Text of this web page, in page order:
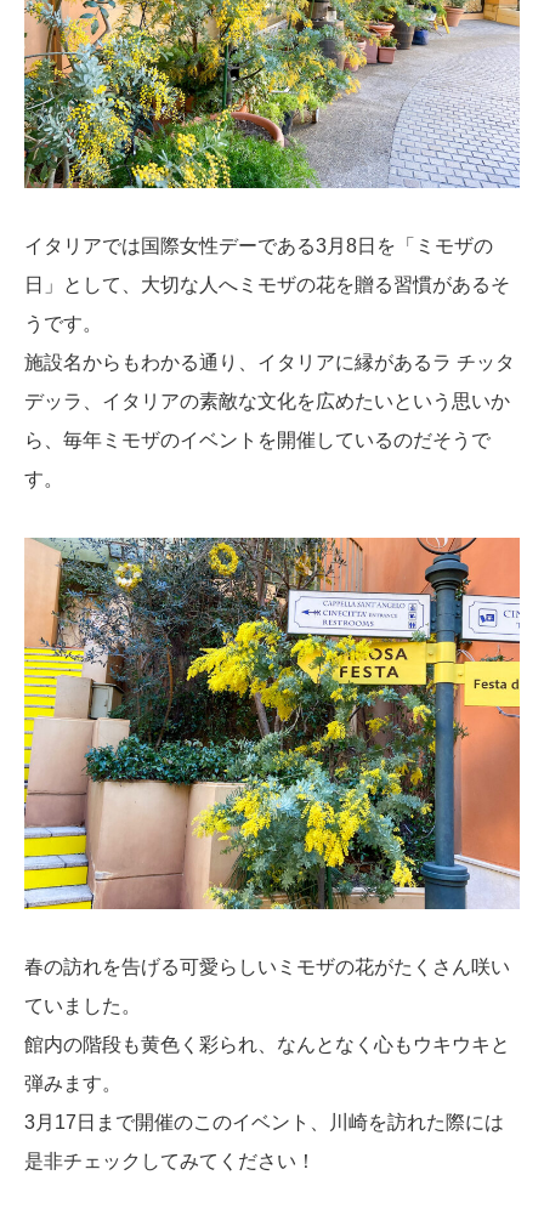
イタリアでは国際女性デーである3月8日を「ミモザの
日」として、大切な人へミモザの花を贈る習慣があるそ
うです。
施設名からもわかる通り、イタリアに縁があるラ チッタ
デッラ、イタリアの素敵な文化を広めたいという思いか
ら、毎年ミモザのイベントを開催しているのだそうで
す。
春の訪れを告げる可愛らしいミモザの花がたくさん咲い
ていました。
館内の階段も黄色く彩られ、なんとなく心もウキウキと
弾みます。
3月17日まで開催のこのイベント、川崎を訪れた際には
是非チェックしてみてください！